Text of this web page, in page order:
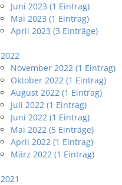
Juni 2023 (1 Eintrag)
Mai 2023 (1 Eintrag)
April 2023 (3 Einträge)
2022
November 2022 (1 Eintrag)
Oktober 2022 (1 Eintrag)
August 2022 (1 Eintrag)
Juli 2022 (1 Eintrag)
Juni 2022 (1 Eintrag)
Mai 2022 (5 Einträge)
April 2022 (1 Eintrag)
März 2022 (1 Eintrag)
2021